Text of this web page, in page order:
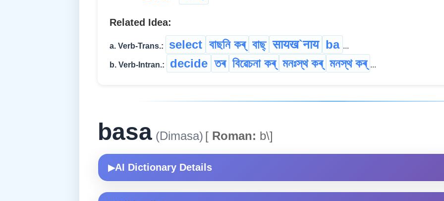
Related Idea:
a. Verb-Trans.: select বাছনি কৰ্ বাছ্ सायख`नाय ba ...
b. Verb-Intran.: decide তৰ বিৱেচনা কৰ্ মনঃস্থ কৰ্ মনস্থ কৰ্ ...
basa (Dimasa) [ Roman: b\]
▶AI Dictionary Details